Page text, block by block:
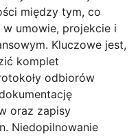
między tym, co
umowie, projekcie i
Kluczowe jest,
komplet
odbiorów
oraz zapisy
Niedopilnowanie